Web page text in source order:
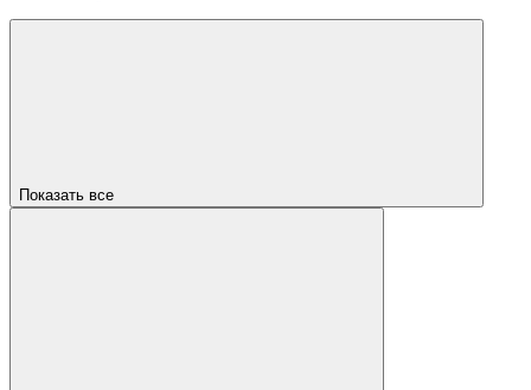
Показать все